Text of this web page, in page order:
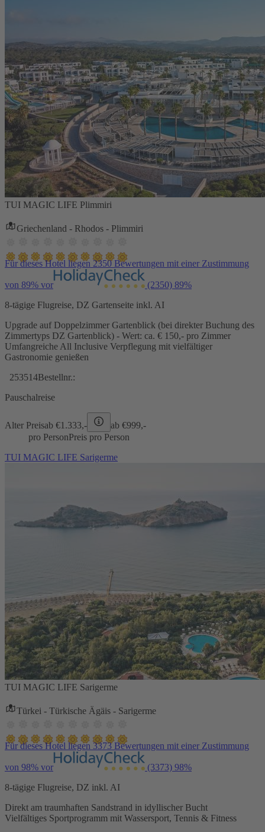
TUI MAGIC LIFE Plimmiri
Griechenland - Rhodos - Plimmiri
Für dieses Hotel liegen 2350 Bewertungen mit einer Zustimmung
von 89% vor (2350) 89%
8-tägige Flugreise, DZ Gartenseite inkl. AI
Upgrade auf Doppelzimmer Gartenblick (bei direkter Buchung des
Zimmertyps DZ Gartenblick) - Wert: ca. € 150,- pro Zimmer
Umfangreiche All Inclusive Verpflegung mit vielfältiger
Gastronomie genießen
253514Bestellnr.:
Pauschalreise
Alter Preisab €1.333,- ab €999,-
pro PersonPreis pro Person
TUI MAGIC LIFE Sarigerme
TUI MAGIC LIFE Sarigerme
Türkei - Türkische Ägäis - Sarigerme
Für dieses Hotel liegen 3373 Bewertungen mit einer Zustimmung
von 98% vor (3373) 98%
8-tägige Flugreise, DZ inkl. AI
Direkt am traumhaften Sandstrand in idyllischer Bucht
Vielfältiges Sportprogramm mit Wassersport, Tennis & Fitness